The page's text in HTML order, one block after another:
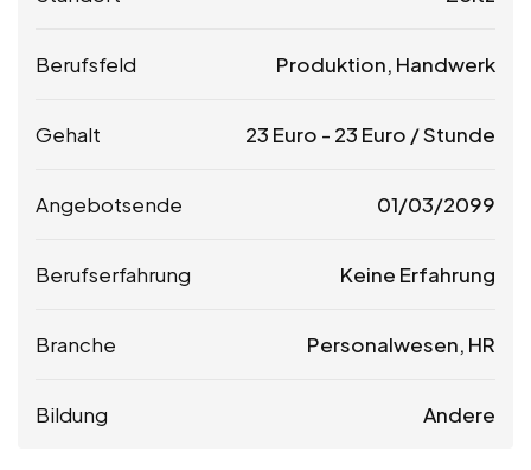
Berufsfeld Produktion, Handwerk
Gehalt 23 Euro - 23 Euro / Stunde
Angebotsende 01/03/2099
Berufserfahrung Keine Erfahrung
Branche Personalwesen, HR
Bildung Andere